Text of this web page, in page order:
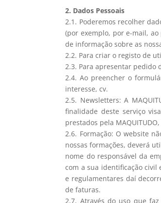
2. Dados Pessoais
2.1. Poderemos recolher
(por exemplo, por e-mail,
de informação sobre as
2.2. Para criar o registo de
2.3. Para apresentar
2.4. Ao preencher o
interesse, cv.
2.5. Newsletters: A
finalidade deste serviço
prestados pela
2.6. Formação: O website
nossas formações, deverá
nome do responsável da
com a sua identificação civil
e regulamentares daí
de faturas.
2.7. Através do uso que